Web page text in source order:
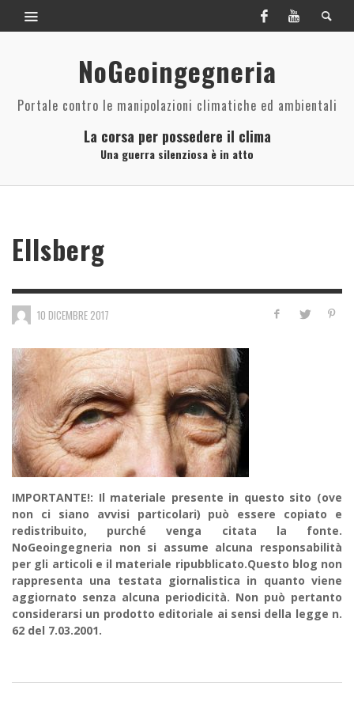
NoGeoingegneria
Portale contro le manipolazioni climatiche ed ambientali
La corsa per possedere il clima
Una guerra silenziosa è in atto
Ellsberg
10 DICEMBRE 2017
IMPORTANTE!: Il materiale presente in questo sito (ove
non ci siano avvisi particolari) può essere copiato e
redistribuito, purché venga citata la fonte.
NoGeoingegneria non si assume alcuna responsabilità
per gli articoli e il materiale ripubblicato.Questo blog non
rappresenta una testata giornalistica in quanto viene
aggiornato senza alcuna periodicità. Non può pertanto
considerarsi un prodotto editoriale ai sensi della legge n.
62 del 7.03.2001.